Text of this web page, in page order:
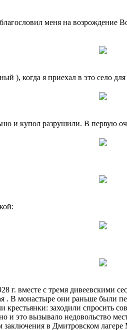
меня на возрождение
), когда я приехал в это село для
и купол разрушили. В первую
г. вместе с тремя
. В монастыре они раньше
заходили спросить
это вызывало недовольство
в Дмитровском